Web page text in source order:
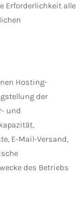
Erforderlichkeit alle
Hosting-
der
und
E-Mail-Versand,
des Betriebs